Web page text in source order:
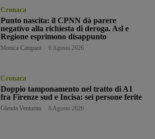
Cronaca
Punto nascita: il CPNN dà parere
negativo alla richiesta di deroga. Asl e
Regione esprimono disappunto
Monica Campani 6 Agosto 2026
Cronaca
Doppio tamponamento nel tratto di A1
fra Firenze sud e Incisa: sei persone ferite
Glenda Venturini 6 Agosto 2026